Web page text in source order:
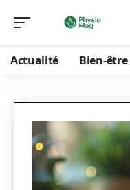
Actualité Bien-être